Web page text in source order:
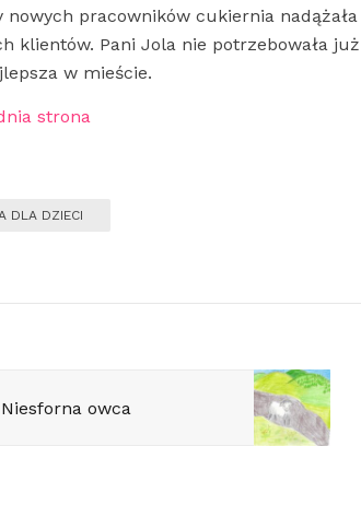
nowych pracowników cukiernia
klientów. Pani Jola nie potrzebowała
w mieście.
strona
DLA DZIECI
Niesforna owca